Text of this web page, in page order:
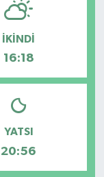
İKINDI
16:18
YATSI
20:56